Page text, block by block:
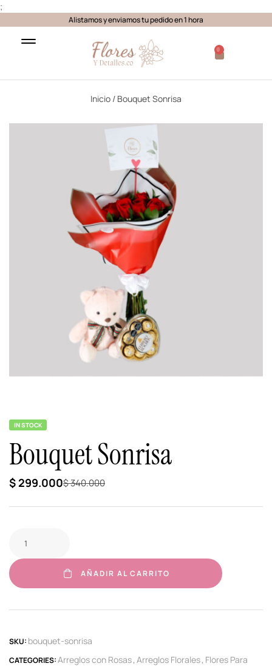
;
Alistamos y enviamos tu pedido en 1 hora
0
Inicio / Bouquet Sonrisa
IN STOCK
Bouquet Sonrisa
$340.000
$ 299.000
AÑADIR AL CARRITO
SKU: bouquet-sonrisa
CATEGORIES:Arreglos con Rosas, Arreglos Florales, Flores Para